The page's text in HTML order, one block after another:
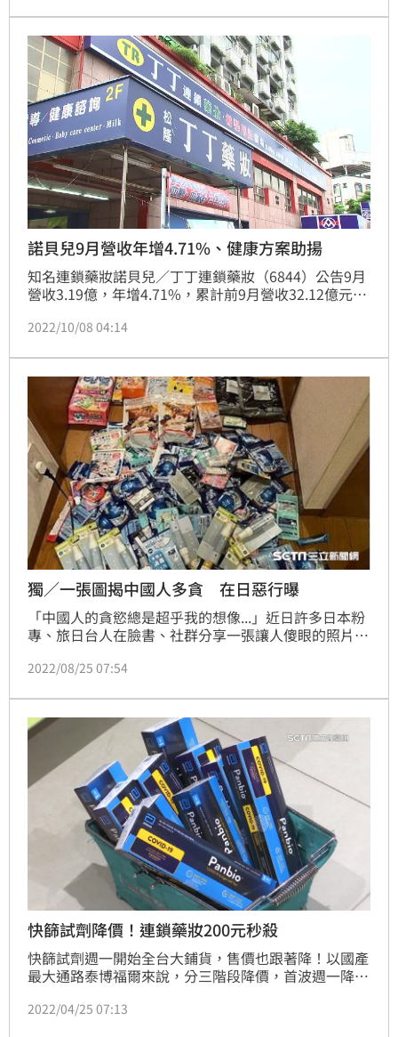
台灣解決方案系統整合能量，透過POC、POB驗證，國
際輸出，特別是AI智慧解決方案受到美日品牌通路商的
重視，助攻營收獲利。（記者：吳康瑋）
諾貝兒9月營收年增4.71%、健康方案助揚
知名連鎖藥妝諾貝兒／丁丁連鎖藥妝（6844）公告9月
營收3.19億，年增4.71%，累計前9月營收32.12億元，
著藥局單店平均坪數最大、品項最多兩大優勢，為消費
者黏著度高，持續帶動營收攀升。（記者：吳康瑋）
2022/10/08 04:14
獨／一張圖揭中國人多貪 在日惡行曝
「中國人的貪慾總是超乎我的想像...」近日許多日本粉
專、旅日台人在臉書、社群分享一張讓人傻眼的照片，
「戰利品照」，自豪收穫滿滿拿不動到請宅配寄回家。
本的囂張惡行，更提醒大家，許多看似寫一大堆日文的
日貨，其實都是中國製的，就是想魚目混珠讓親日、愛
日貨的人誤買。
2022/08/25 07:54
快篩試劑降價！連鎖藥妝200元秒殺
快篩試劑週一開始全台大鋪貨，售價也跟著降！以國產
最大通路泰博福爾來說，分三階段降價，首波週一降到
連鎖藥妝店今（25）日也上架5萬支快篩劑，國產、進
2022/04/25 07:13